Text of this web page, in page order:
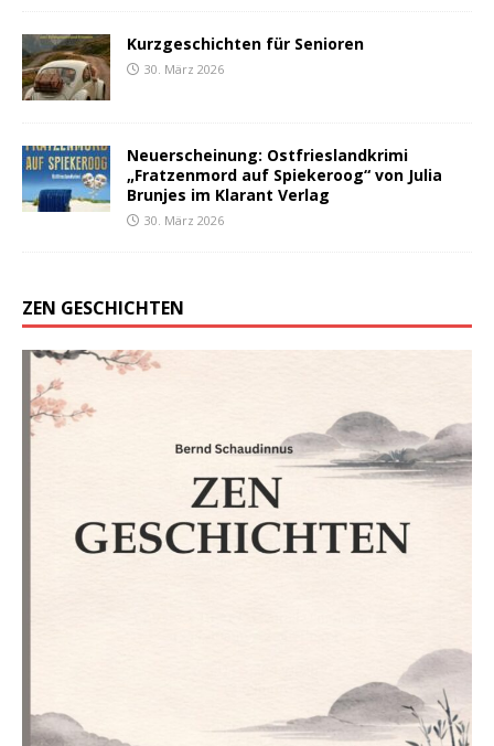
Kurzgeschichten für Senioren
30. März 2026
Neuerscheinung: Ostfrieslandkrimi
„Fratzenmord auf Spiekeroog“ von Julia
Brunjes im Klarant Verlag
30. März 2026
ZEN GESCHICHTEN